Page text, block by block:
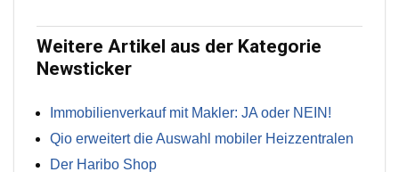
Weitere Artikel aus der Kategorie
Newsticker
Immobilienverkauf mit Makler: JA oder NEIN!
Qio erweitert die Auswahl mobiler Heizzentralen
Der Haribo Shop